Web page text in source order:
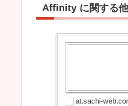
Affinity に関する
at.sachi-